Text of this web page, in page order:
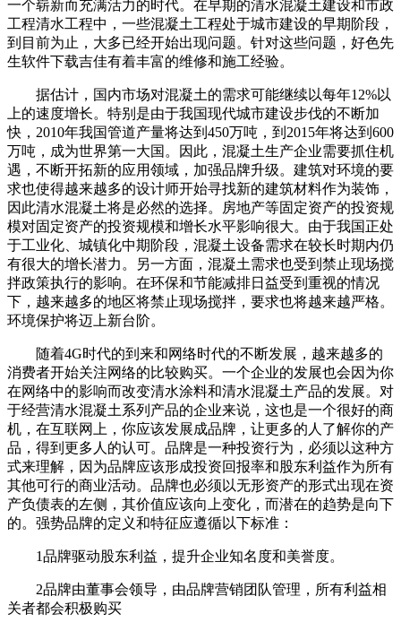
一个崭新而充满活力的时代。在早期的清水混凝土建设和市政
工程清水工程中，一些混凝土工程处于城市建设的早期阶段，
到目前为止，大多已经开始出现问题。针对这些问题，好色先
生软件下载吉佳有着丰富的维修和施工经验。
据估计，国内市场对混凝土的需求可能继续以每年12%以
上的速度增长。特别是由于我国现代城市建设步伐的不断加
快，2010年我国管道产量将达到450万吨，到2015年将达到600
万吨，成为世界第一大国。因此，混凝土生产企业需要抓住机
遇，不断开拓新的应用领域，加强品牌升级。建筑对环境的要
求也使得越来越多的设计师开始寻找新的建筑材料作为装饰，
因此清水混凝土将是必然的选择。房地产等固定资产的投资规
模对固定资产的投资规模和增长水平影响很大。由于我国正处
于工业化、城镇化中期阶段，混凝土设备需求在较长时期内仍
有很大的增长潜力。另一方面，混凝土需求也受到禁止现场搅
拌政策执行的影响。在环保和节能减排日益受到重视的情况
下，越来越多的地区将禁止现场搅拌，要求也将越来越严格。
环境保护将迈上新台阶。
随着4G时代的到来和网络时代的不断发展，越来越多的
消费者开始关注网络的比较购买。一个企业的发展也会因为你
在网络中的影响而改变清水涂料和清水混凝土产品的发展。对
于经营清水混凝土系列产品的企业来说，这也是一个很好的商
机，在互联网上，你应该发展成品牌，让更多的人了解你的产
品，得到更多人的认可。品牌是一种投资行为，必须以这种方
式来理解，因为品牌应该形成投资回报率和股东利益作为所有
其他可行的商业活动。品牌也必须以无形资产的形式出现在资
产负债表的左侧，其价值应该向上变化，而潜在的趋势是向下
的。强势品牌的定义和特征应遵循以下标准：
1品牌驱动股东利益，提升企业知名度和美誉度。
2品牌由董事会领导，由品牌营销团队管理，所有利益相
关者都会积极购买